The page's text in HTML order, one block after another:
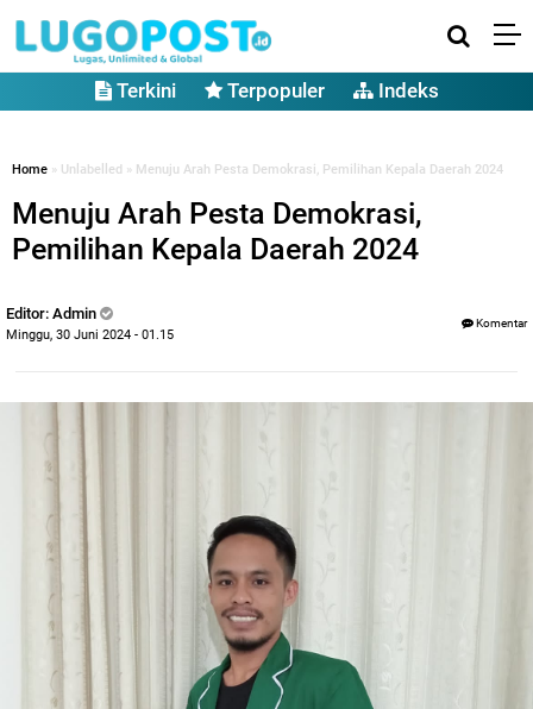
Terkini Terpopuler Indeks
Home » Unlabelled » Menuju Arah Pesta Demokrasi, Pemilihan Kepala Daerah 2024
Menuju Arah Pesta Demokrasi,
Pemilihan Kepala Daerah 2024
Editor: Admin
Minggu, 30 Juni 2024 - 01.15
Komentar